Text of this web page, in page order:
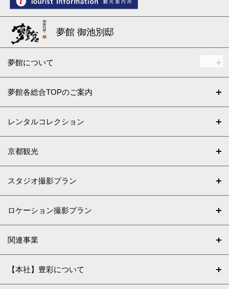
夢館 御池別邸
夢館について
夢館各総合TOPのご案内
レンタルコレクション
京都観光
スタジオ撮影プラン
ロケーション撮影プラン
関連事業
【本社】豊彩について